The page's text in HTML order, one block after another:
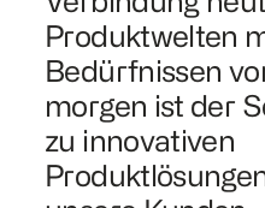
Produktwelten
Bedürfnissen
morgen ist der
zu innovativen